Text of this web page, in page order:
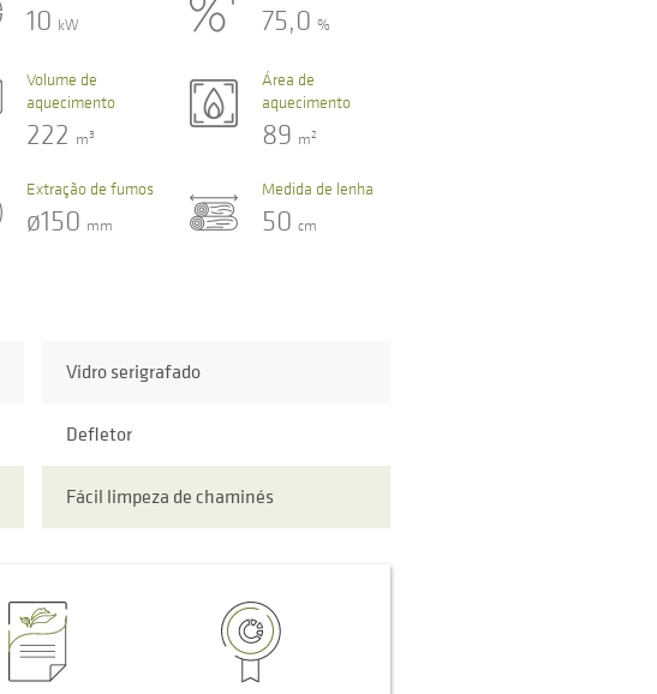
10 kW 75,0%
Volume de
aquecimento
222 m3
Área de
aquecimento
89 m2
Extração de fumos
ø150 mm
Medida de lenha
50cm
Vidro serigrafado
Defletor
Fácil limpeza de chaminés